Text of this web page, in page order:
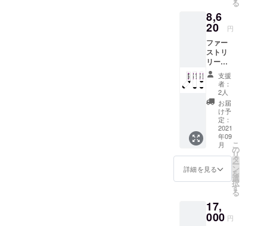
願いい
たしま
す。 金
額に
は、税
と送料
が含ま
れま
す。
る
8,6
20 円
ファー
ストリ
リース
のソッ
クス。
「Kaza
ri Sox」
の3カ
ラー３
足分を
リター
ンしま
す。 サ
イズ間
違えの
願いい
たしま
す。サ
支援
者：
2人
お届
け予
定：
2021
年09
月
詳細を見る
こ
の
リ
タ
ー
ン
を
選
択
す
る
17,
000 円